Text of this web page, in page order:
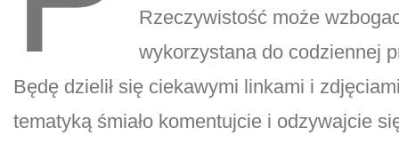
Rzeczywistość może
wykorzystana do codziennej
Będę dzielił się ciekawymi linkami i
tematyką śmiało komentujcie i odzywajcie